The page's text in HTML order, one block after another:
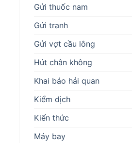
Gửi thuốc nam
Gửi tranh
Gửi vợt cầu lông
Hút chân không
Khai báo hải quan
Kiểm dịch
Kiến thức
Máy bay